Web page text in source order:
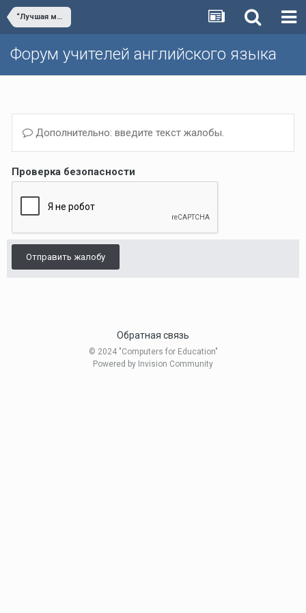
“Лучшая методическая разработка по английскому языку”
Форум учителей английского языка
Дополнительно: введите текст жалобы.
Проверка безопасности
Отправить жалобу
Обратная связь
© 2024 "Computers for Education"
Powered by Invision Community